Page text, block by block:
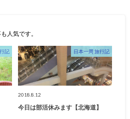
人気です。
記 日本一周 旅行記
2018.8.12
今日は部活休みます【北海道】